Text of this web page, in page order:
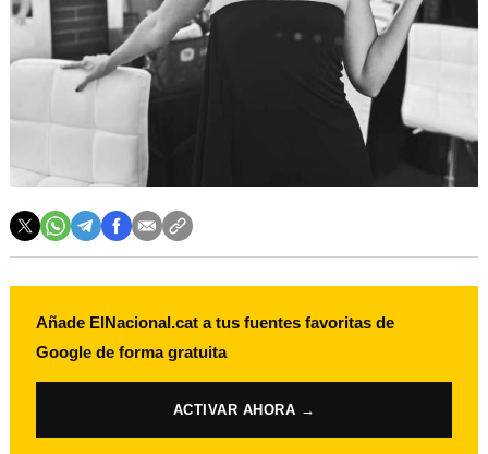
Añade ElNacional.cat a tus fuentes favoritas de
Google de forma gratuita
ACTIVAR AHORA →